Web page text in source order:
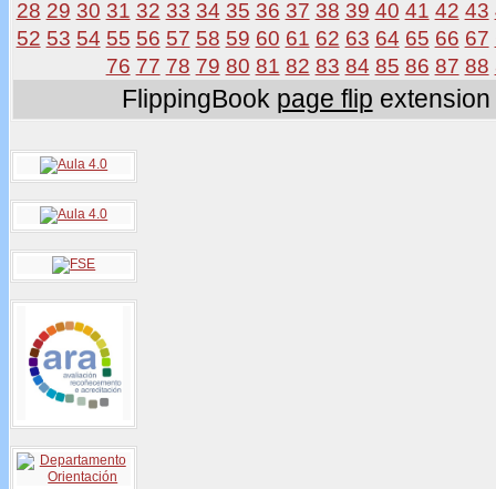
28 29 30 31 32 33 34 35 36 37 38 39 40 41 42 43
52 53 54 55 56 57 58 59 60 61 62 63 64 65 66 67
76 77 78 79 80 81 82 83 84 85 86 87 88
FlippingBook page flip